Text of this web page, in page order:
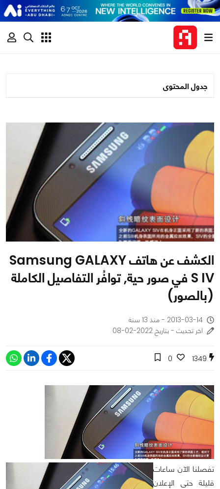
جدول المحتوى
الكشف عن هاتف Samsung GALAXY
S IV في صور حية, توافُر التفاصيل الكاملة
(بالصور)
2013-03-14 - منذ 13 سنة
اخر تحديث - بتاريخ 2022-02-08
1349
0
تفصلنا الآن ساعات
قليلة حتى الإعلان